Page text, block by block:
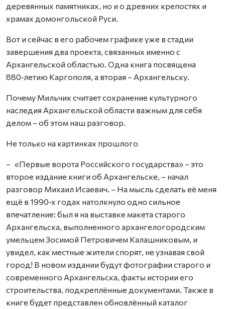
деревянных памятниках, но и о древних крепостях и
храмах домонгольской Руси.
Вот и сейчас в его рабочем графике уже в стадии
завершения два проекта, связанных именно с
Архангельской областью. Одна книга посвящена
880‑летию Каргополя, а вторая – Архангельску.
Почему Мильчик считает сохранение культурного
наследия Архангельской области важным для себя
делом – об этом наш разговор.
Не только на картинках прошлого
– «Первые ворота Российского государства» – это
второе издание книги об Архангельске, – начал
разговор Михаил Исаевич. – На мысль сделать её меня
ещё в 1990‑х годах натолкнуло одно сильное
впечатление: был я на выставке макета старого
Архангельска, выполненного архангелогородским
умельцем Зосимой Петровичем Калашниковым, и
увидел, как местные жители спорят, не узнавая свой
город! В новом издании будут фотографии старого и
современного Архангельска, факты истории его
строительства, подкреплённые документами. Также в
книге будет представлен обновлённый каталог